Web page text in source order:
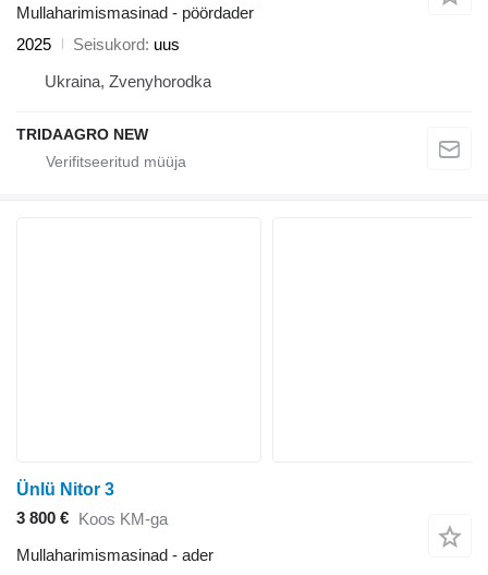
Mullaharimismasinad - pöördader
2025
Seisukord uus
Ukraina, Zvenyhorodka
TRIDAAGRO NEW
Ünlü Nitor 3
3 800 € Koos KM-ga
Mullaharimismasinad - ader